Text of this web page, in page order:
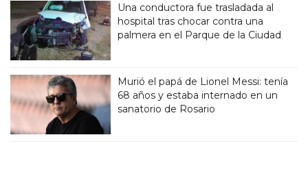
Una conductora fue trasladada al
hospital tras chocar contra una
palmera en el Parque de la Ciudad
Murió el papá de Lionel Messi: tenía
68 años y estaba internado en un
sanatorio de Rosario